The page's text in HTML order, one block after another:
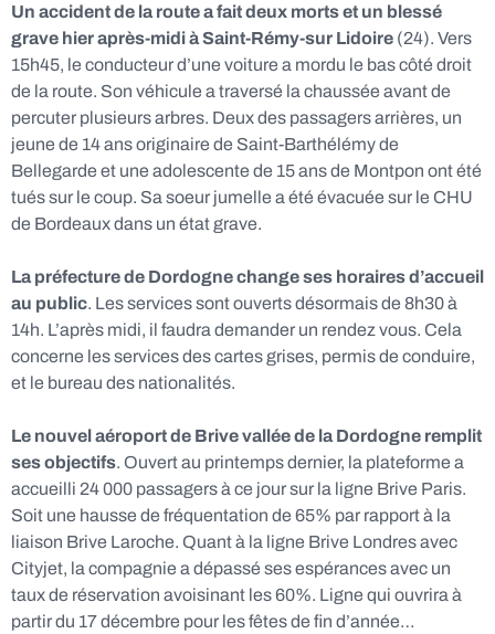
Un accident de la route a fait deux morts et un blessé
grave hier après-midi à Saint-Rémy-sur Lidoire (24). Vers
15h45, le conducteur d’une voiture a mordu le bas côté droit
de la route. Son véhicule a traversé la chaussée avant de
percuter plusieurs arbres. Deux des passagers arrières, un
jeune de 14 ans originaire de Saint-Barthélémy de
Bellegarde et une adolescente de 15 ans de Montpon ont été
tués sur le coup. Sa soeur jumelle a été évacuée sur le CHU
de Bordeaux dans un état grave.
La préfecture de Dordogne change ses horaires d’accueil
au public. Les services sont ouverts désormais de 8h30 à
14h. L’après midi, il faudra demander un rendez vous. Cela
concerne les services des cartes grises, permis de conduire,
et le bureau des nationalités.
Le nouvel aéroport de Brive vallée de la Dordogne remplit
ses objectifs. Ouvert au printemps dernier, la plateforme a
accueilli 24 000 passagers à ce jour sur la ligne Brive Paris.
Soit une hausse de fréquentation de 65% par rapport à la
liaison Brive Laroche. Quant à la ligne Brive Londres avec
Cityjet, la compagnie a dépassé ses espérances avec un
taux de réservation avoisinant les 60%. Ligne qui ouvrira à
partir du 17 décembre pour les fêtes de fin d’année…